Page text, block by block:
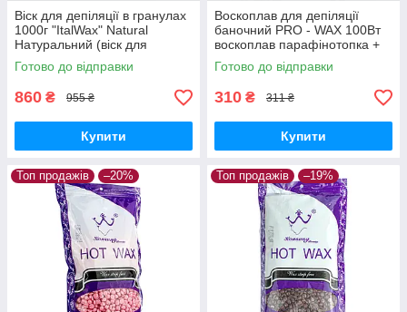
Віск для депіляції в гранулах
1000г "ItalWax" Natural
Натуральний (віск для
воскоплаву) плівковий віск
Готово до відправки
860 ₴ 955 ₴
Купити
Воскоплав для депіляції
баночний PRO - WAX 100Вт
воскоплав парафінотопка +
шпателі для воскової
депіляції
Готово до відправки
310 ₴ 311 ₴
Купити
Топ продажів –20% Топ продажів –19%